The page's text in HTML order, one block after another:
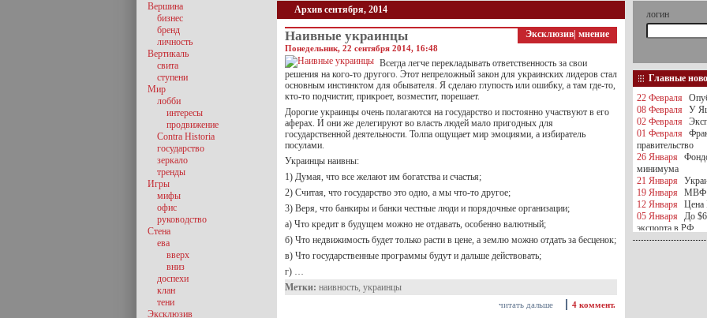
Архив сентября, 2014
Эксклюзив мнение
Наивные украинцы
Понедельник, 22 сентября 2014, 16:48
Всегда легче перекладывать ответственность за свои
решения на кого-то другого. Этот непреложный закон для украинских лидеров стал
основным инстинктом для обывателя. Я сделаю глупость или ошибку, а там где-то,
кто-то подчистит, прикроет, возместит, порешает.
Дорогие украинцы очень полагаются на государство и постоянно участвуют в его
аферах. И они же делегируют во власть людей мало пригодных для
государственной деятельности. Толпа ощущает мир эмоциями, а избиратель
посулами.
Украинцы наивны:
1) Думая, что все желают им богатства и счастья;
2) Считая, что государство это одно, а мы что-то другое;
3) Веря, что банкиры и банки честные люди и порядочные организации;
а) Что кредит в будущем можно не отдавать, особенно валютный;
б) Что недвижимость будет только расти в цене, а землю можно отдать за бесценок;
в) Что государственные программы будут и дальше действовать;
г) …
Метки: наивность, украинцы
4 коммент.
читать дальше
Вершина
бизнес
бренд
личность
Вертикаль
свита
ступени
Мир
лобби
интересы
продвижение
Contra Historia
государство
зеркало
тренды
Игры
мифы
офис
руководство
Стена
ева
вверх
вниз
доспехи
клан
тени
Эксклюзив
логин
Главные
22 Февраля
08 Февраля
У
02 Февраля
01 Февраля
правительство
26 Января
минимума
21 Января
19 Января
МВФ
12 Января
Цена
05 Января
До
экспорта в РФ
05 Января
Киев